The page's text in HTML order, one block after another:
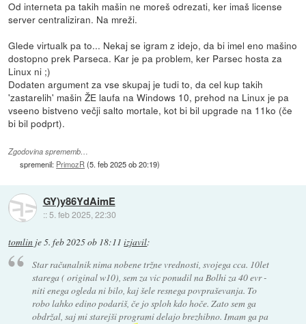
Od interneta pa takih mašin ne moreš odrezati, ker imaš license
server centraliziran. Na mreži.
Glede virtualk pa to... Nekaj se igram z idejo, da bi imel eno mašino
dostopno prek Parseca. Kar je pa problem, ker Parsec hosta za
Linux ni ;)
Dodaten argument za vse skupaj je tudi to, da cel kup takih
'zastarelih' mašin ŽE laufa na Windows 10, prehod na Linux je pa
vseeno bistveno večji salto mortale, kot bi bil upgrade na 11ko (če
bi bil podprt).
Zgodovina sprememb…
spremenil: PrimozR (5. feb 2025 ob 20:19)
GY)y86YdAimE
:: 5. feb 2025, 22:30
tomlin je5. feb 2025 ob 18:11 izjavil:
Star računalnik nima nobene tržne vrednosti, svojega cca. 10let
starega ( original w10), sem za vic ponudil na Bolhi za 40 evr -
niti enega ogleda ni bilo, kaj šele resnega povpraševanja. To
robo lahko edino podariš, če jo sploh kdo hoče. Zato sem ga
obdržal, saj mi starejši programi delajo brezhibno. Imam ga pa